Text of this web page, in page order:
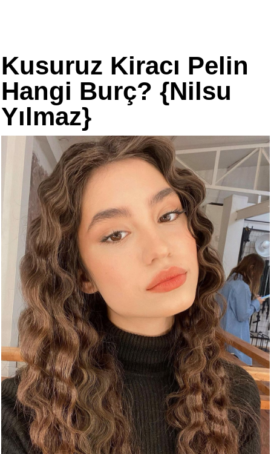
Kusuruz Kiracı Pelin
Hangi Burç? {Nilsu
Yılmaz}